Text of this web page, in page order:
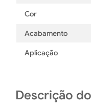
Cor
Acabamento
Aplicação
Descrição